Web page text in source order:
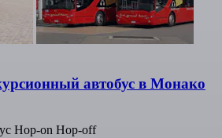
автобус в Монако
Hop-on Hop-off